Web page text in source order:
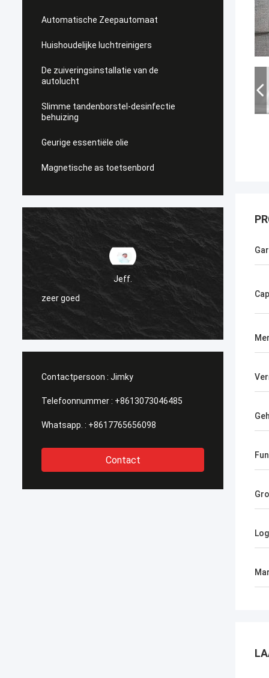
Automatische Zeepautomaat
Huishoudelijke luchtreinigers
De zuiveringsinstallatie van de
autolucht
Slimme tandenborstel-desinfectie
behuizing
Geurige essentiële olie
Magnetische as toetsenbord
Jeff.
zeer goed
Contactpersoon : Jimky
Telefoonnummer : +8613073046485
Whatsapp. : +8617765656098
Contact